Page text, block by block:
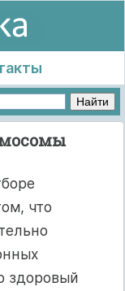
что
здоровый